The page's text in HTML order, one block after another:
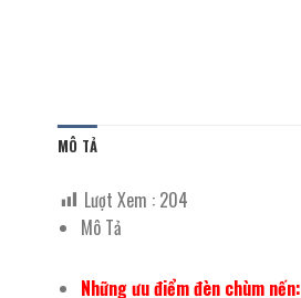
MÔ TẢ
Lượt Xem : 204
Mô Tả
Những ưu điểm đèn chùm nến: